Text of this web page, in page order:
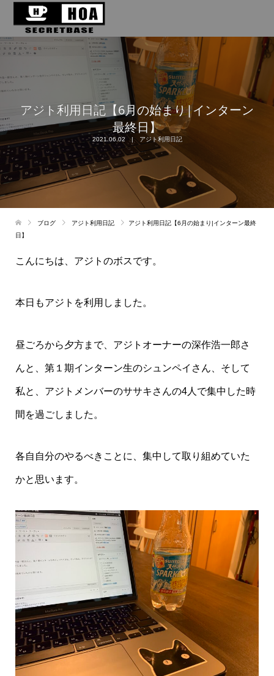
アジト利用日記【6月の始まり|インターン
最終日】
2021.06.02 アジト利用日記
ブログ アジト利用日記
アジト利用日記【6月の始まり|インターン最終
日】
こんにちは、アジトのボスです。
本日もアジトを利用しました。
昼ごろから夕方まで、アジトオーナーの深作浩一郎さ
んと、第１期インターン生のシュンペイさん、そして
私と、アジトメンバーのササキさんの4人で集中した時
間を過ごしました。
各自自分のやるべきことに、集中して取り組めていた
かと思います。